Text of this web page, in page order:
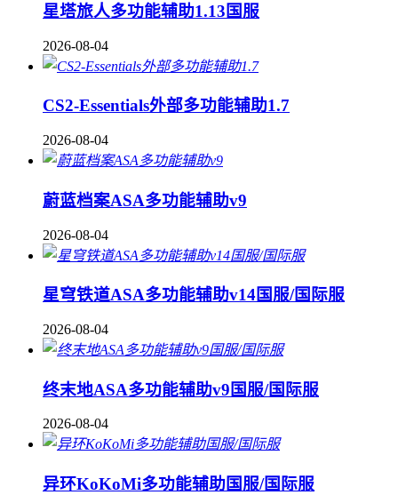
星塔旅人多功能辅助1.13国服
2026-08-04
CS2-Essentials外部多功能辅助1.7
2026-08-04
蔚蓝档案ASA多功能辅助v9
2026-08-04
星穹铁道ASA多功能辅助v14国服/国际服
2026-08-04
终末地ASA多功能辅助v9国服/国际服
2026-08-04
异环KoKoMi多功能辅助国服/国际服